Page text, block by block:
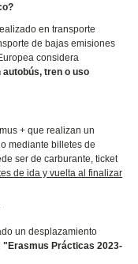
en transporte
de bajas emisiones
considera
autobús, tren o uso
+ que realizan un
mediante billetes de
ser de carburante, ticket
de ida y vuelta al finalizar
un desplazamiento
"Erasmus Prácticas 2023-